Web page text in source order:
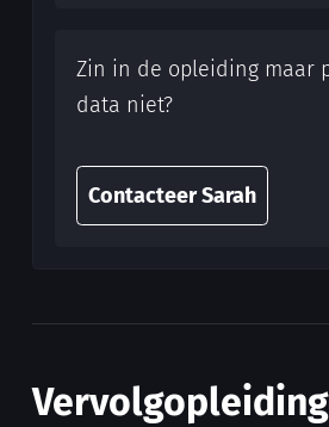
Zin in de opleiding maar
data niet?
Contacteer Sarah